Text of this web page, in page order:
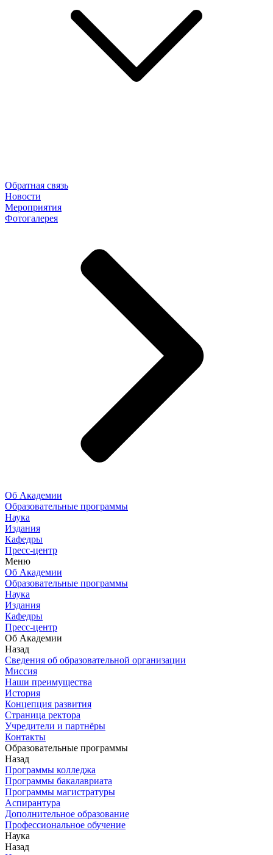
Обратная связь
Новости
Мероприятия
Фотогалерея
Об Академии
Образовательные программы
Наука
Издания
Кафедры
Пресс-центр
Меню
Об Академии
Образовательные программы
Наука
Издания
Кафедры
Пресс-центр
Об Академии
Назад
Сведения об образовательной организации
Миссия
Наши преимущества
История
Концепция развития
Страница ректора
Учредители и партнёры
Контакты
Образовательные программы
Назад
Программы колледжа
Программы бакалавриата
Программы магистратуры
Аспирантура
Дополнительное образование
Профессиональное обучение
Наука
Назад